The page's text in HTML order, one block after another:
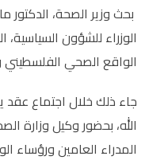
بحث وزير الصحة،
الوزراء للشؤون
الواقع الصحي الفلسطيني
جاء ذلك خلال اجتماع عقد
الله، بحضور وكيل وزارة
المدراء العامين ورؤساء